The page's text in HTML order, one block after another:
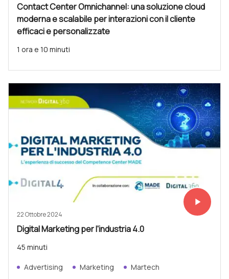
Contact Center Omnichannel: una soluzione cloud
moderna e scalabile per interazioni con il cliente
efficaci e personalizzate
1 ora e 10 minuti
Vedi subito
play_arrow
22 Ottobre 2024
Digital Marketing per l'industria 4.0
45 minuti
Advertising Marketing Martech